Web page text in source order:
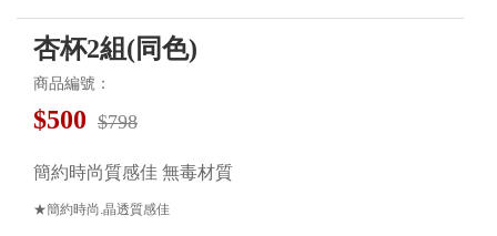
杏杯2組(同色)
商品編號：
$500 $798
簡約時尚質感佳 無毒材質
★簡約時尚.晶透質感佳